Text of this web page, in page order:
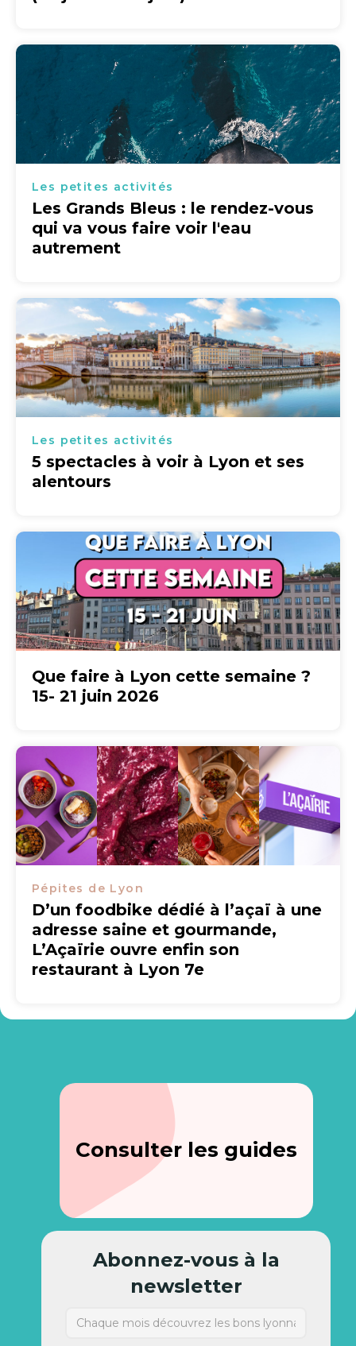
Les petites activités
Les Grands Bleus : le rendez-vous
qui va vous faire voir l'eau
autrement
Les petites activités
5 spectacles à voir à Lyon et ses
alentours
Que faire à Lyon cette semaine ?
15- 21 juin 2026
Pépites de Lyon
D’un foodbike dédié à l’açaï à une
adresse saine et gourmande,
L’Açaïrie ouvre enfin son
restaurant à Lyon 7e
Consulter les guides
Abonnez-vous à la
newsletter